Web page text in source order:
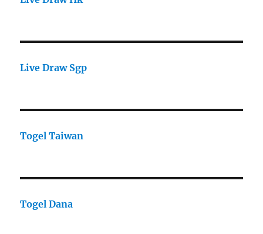
Live Draw Sgp
Togel Taiwan
Togel Dana